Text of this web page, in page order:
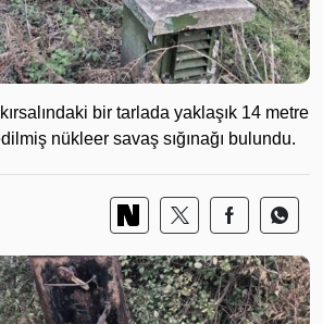
bir tarlada yaklaşık 14 metre
nükleer savaş sığınağı bulundu.